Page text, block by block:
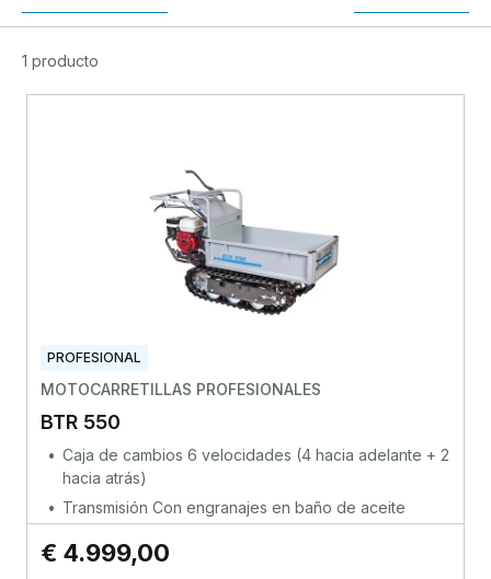
1 producto
PROFESIONAL
MOTOCARRETILLAS PROFESIONALES
BTR 550
Caja de cambios 6 velocidades (4 hacia adelante + 2
hacia atrás)
Transmisión Con engranajes en baño de aceite
€ 4.999,00